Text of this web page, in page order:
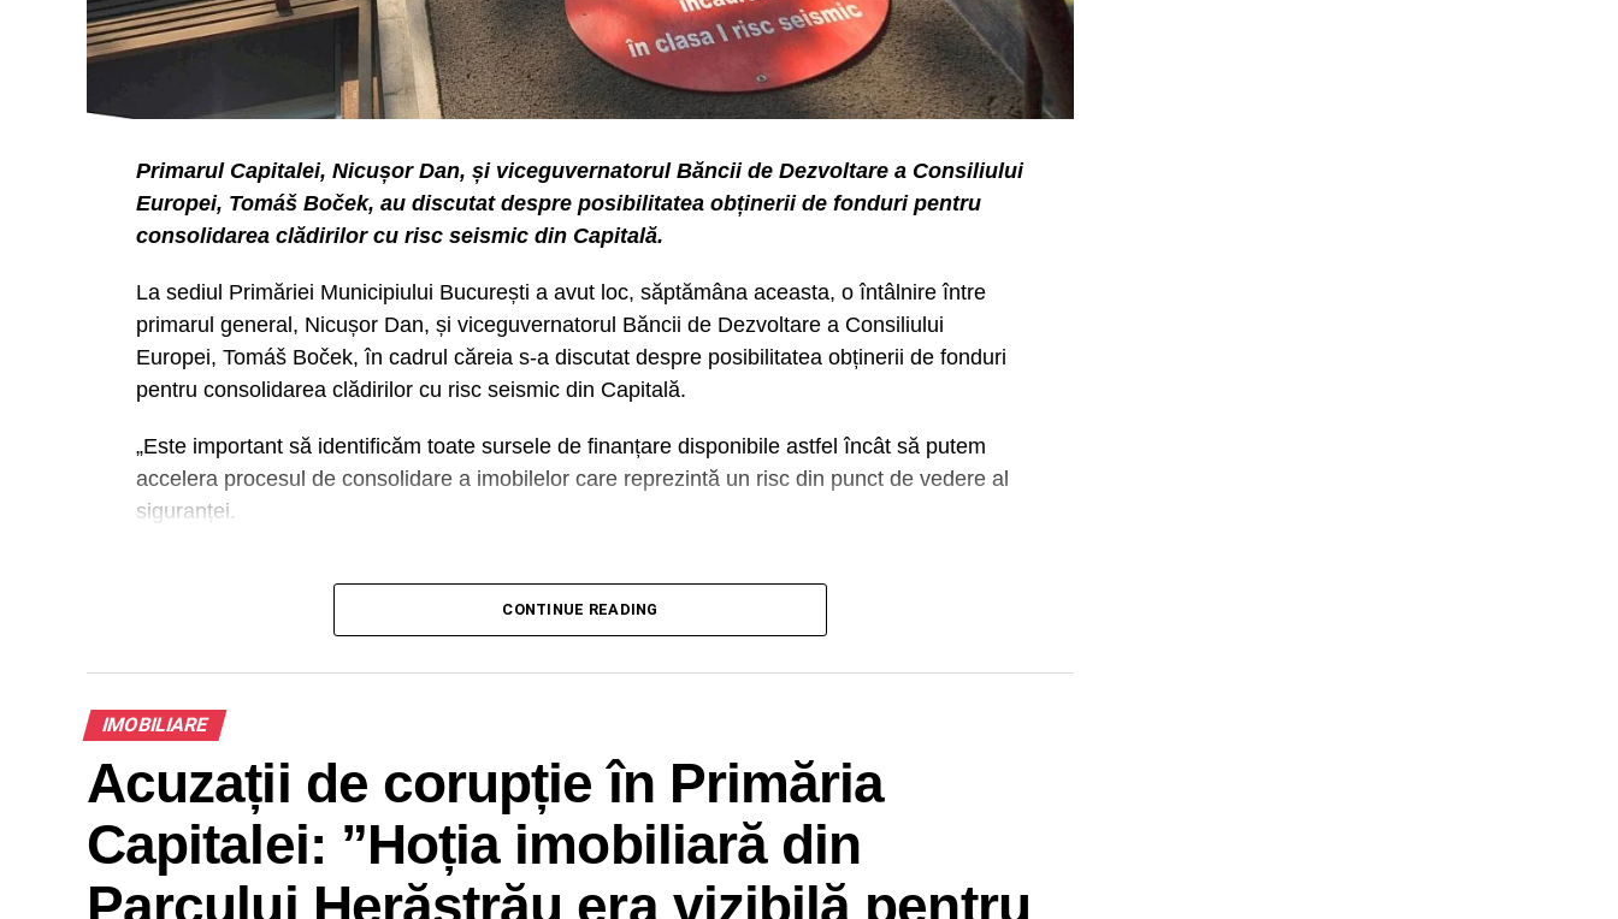
Primarul Capitalei, Nicușor Dan, și viceguvernatorul Băncii de Dezvoltare a Consiliului
Europei, Tomáš Boček, au discutat despre posibilitatea obținerii de fonduri pentru
consolidarea clădirilor cu risc seismic din Capitală.
La sediul Primăriei Municipiului București a avut loc, săptămâna aceasta, o întâlnire între
primarul general, Nicușor Dan, și viceguvernatorul Băncii de Dezvoltare a Consiliului
Europei, Tomáš Boček, în cadrul căreia s-a discutat despre posibilitatea obținerii de fonduri
pentru consolidarea clădirilor cu risc seismic din Capitală.
„Este important să identificăm toate sursele de finanțare disponibile astfel încât să putem
accelera procesul de consolidare a imobilelor care reprezintă un risc din punct de vedere al
siguranței.
Urmează etape de discuții tehnice între specialiști și vom căuta în continuare căi cât mai
CONTINUE READING
IMOBILIARE
Acuzații de corupție în Primăria
Capitalei: ”Hoția imobiliară din
Parcului Herăstrău era vizibilă pentru